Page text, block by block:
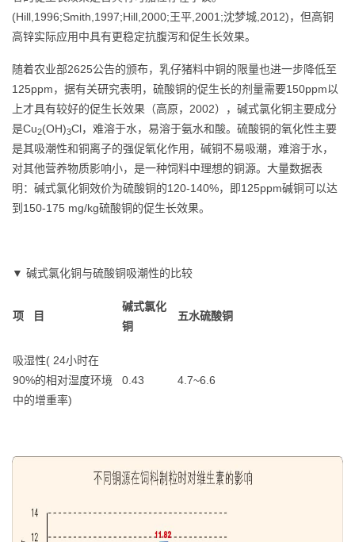
(Hill,1996;Smith,1997;Hill,2000;王平,2001;沈梦城,2012)，但高铜
高锌实际应用中具有更稳定抗腹泻和促生长效果。
随着农业部2625公告的颁布，乳仔猪料中铜的限量也进一步降低至
125ppm，据有关研究表明，硫酸铜的促生长的剂量需要150ppm以
上才具有较好的促生长效果（高原，2002），碱式氯化铜主要成分
是Cu2(OH)3Cl，难溶于水，易溶于氨水和酸。硫酸铜的氧化性主要
是其吸潮性和铜离子的强促氧化作用，碱铜不易吸潮，难溶于水，
对其他营养物质影响小，是一种饲料中理想的铜源。大量数据表
明：碱式氯化铜效价为硫酸铜的120-140%，即125ppm碱铜可以达
到150-175 mg/kg硫酸铜的促生长效果。
▼ 碱式氯化铜与硫酸铜吸潮性的比较
项 目
碱式氯化
铜
五水硫酸铜
吸湿性( 24小时在
90%的相对湿度环境
中的增重率)
0.43 4.7~6.6